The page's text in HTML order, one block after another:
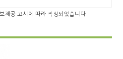
제공 고시에 따라 작성되었습니다.